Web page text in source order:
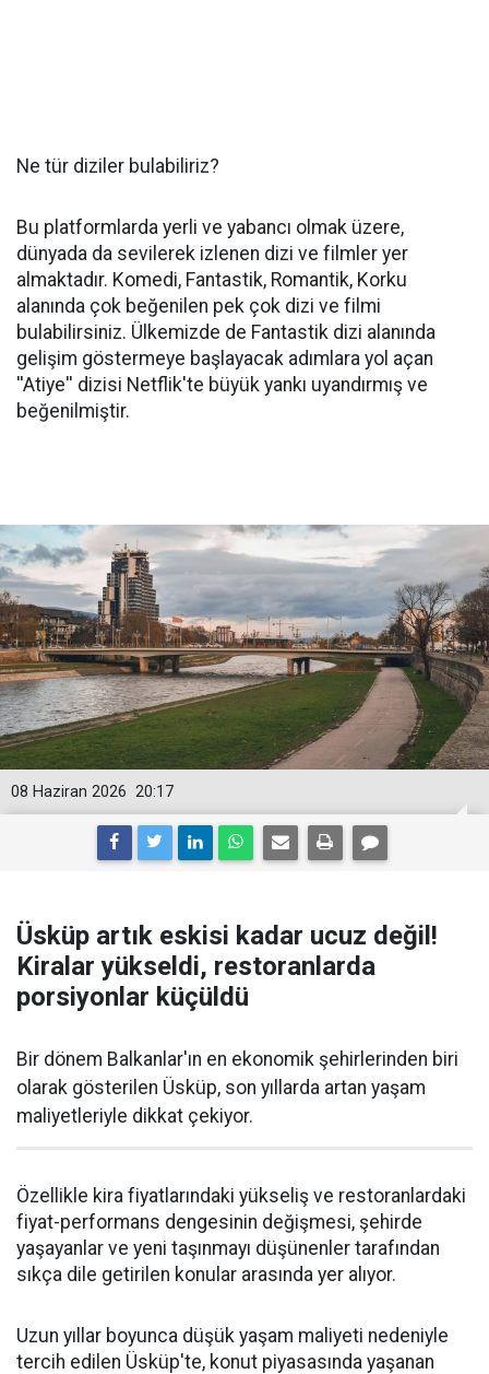
Ne tür diziler bulabiliriz?
Bu platformlarda yerli ve yabancı olmak üzere,
dünyada da sevilerek izlenen dizi ve filmler yer
almaktadır. Komedi, Fantastik, Romantik, Korku
alanında çok beğenilen pek çok dizi ve filmi
bulabilirsiniz. Ülkemizde de Fantastik dizi alanında
gelişim göstermeye başlayacak adımlara yol açan
''Atiye'' dizisi Netflik'te büyük yankı uyandırmış ve
beğenilmiştir.
20:17
08 Haziran 2026
Üsküp artık eskisi kadar ucuz değil!
Kiralar yükseldi, restoranlarda
porsiyonlar küçüldü
Bir dönem Balkanlar'ın en ekonomik şehirlerinden biri
olarak gösterilen Üsküp, son yıllarda artan yaşam
maliyetleriyle dikkat çekiyor.
Özellikle kira fiyatlarındaki yükseliş ve restoranlardaki
fiyat-performans dengesinin değişmesi, şehirde
yaşayanlar ve yeni taşınmayı düşünenler tarafından
sıkça dile getirilen konular arasında yer alıyor.
Uzun yıllar boyunca düşük yaşam maliyeti nedeniyle
tercih edilen Üsküp'te, konut piyasasında yaşanan